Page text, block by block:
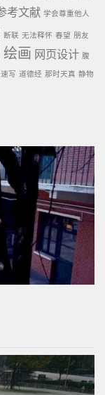
考文献 学会尊重他人
断联 无法释怀 春望 朋友
绘画 网页设计 腹
速写 道德经 那时天真 静物